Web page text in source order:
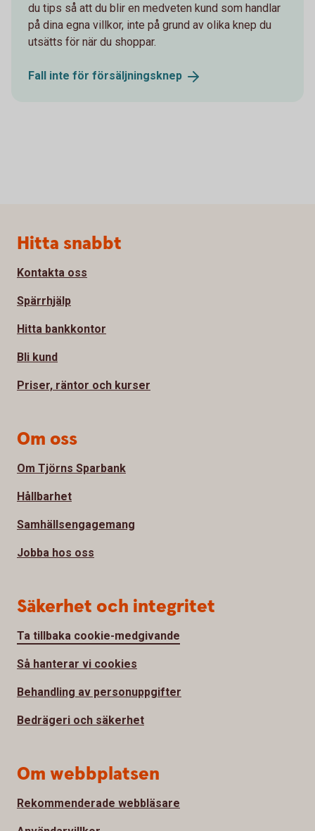
du tips så att du blir en medveten kund som handlar
på dina egna villkor, inte på grund av olika knep du
utsätts för när du shoppar.
Fall inte för försäljningsknep
Sidfot
Hitta snabbt
Kontakta oss
Spärrhjälp
Hitta bankkontor
Bli kund
Priser, räntor och kurser
Om oss
Om Tjörns Sparbank
Hållbarhet
Samhällsengagemang
Jobba hos oss
Säkerhet och integritet
Ta tillbaka cookie-medgivande
Så hanterar vi cookies
Behandling av personuppgifter
Bedrägeri och säkerhet
Om webbplatsen
Rekommenderade webbläsare